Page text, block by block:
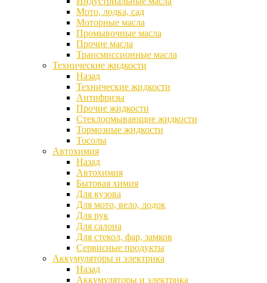
Мото, лодка, сад
Моторные масла
Промывочные масла
Прочие масла
Трансмиссионные масла
Технические жидкости
Назад
Технические жидкости
Антифризы
Прочие жидкости
Стеклоомывающие жидкости
Тормозные жидкости
Тосолы
Автохимия
Назад
Автохимия
Бытовая химия
Для кузова
Для мото, вело, лодок
Для рук
Для салона
Для стекол, фар, замков
Сервисные продукты
Аккумуляторы и электрика
Назад
Аккумуляторы и электрика